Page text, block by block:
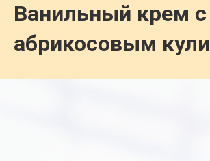
Ванильный крем с
абрикосовым кули